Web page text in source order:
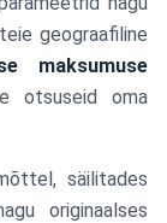
geograafiline
maksumuse
otsuseid oma
säilitades
originaalses